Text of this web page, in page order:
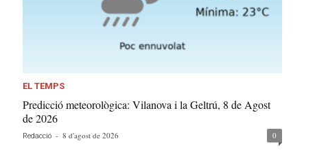
EL TEMPS
Predicció meteorològica: Vilanova i la Geltrú, 8 de Agost
de 2026
Redacció - 8 d'agost de 2026 0